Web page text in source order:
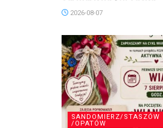
2026-08-07
SANDOMIERZ/STASZÓW
/OPATÓW